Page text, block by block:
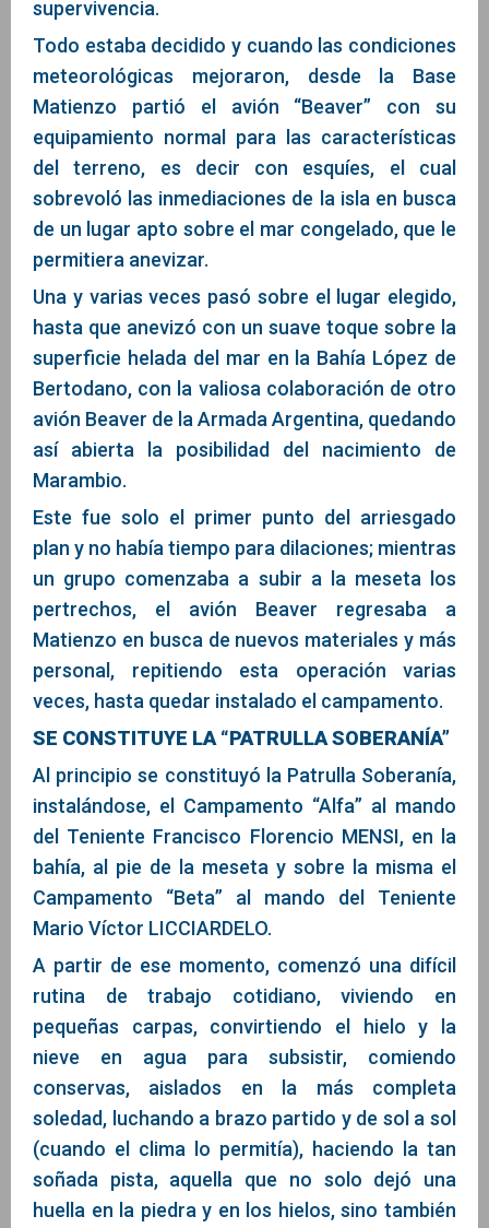
supervivencia.
Todo estaba decidido y cuando las condiciones
meteorológicas mejoraron, desde la Base
Matienzo partió el avión “Beaver” con su
equipamiento normal para las características
del terreno, es decir con esquíes, el cual
sobrevoló las inmediaciones de la isla en busca
de un lugar apto sobre el mar congelado, que le
permitiera anevizar.
Una y varias veces pasó sobre el lugar elegido,
hasta que anevizó con un suave toque sobre la
superficie helada del mar en la Bahía López de
Bertodano, con la valiosa colaboración de otro
avión Beaver de la Armada Argentina, quedando
así abierta la posibilidad del nacimiento de
Marambio.
Este fue solo el primer punto del arriesgado
plan y no había tiempo para dilaciones; mientras
un grupo comenzaba a subir a la meseta los
pertrechos, el avión Beaver regresaba a
Matienzo en busca de nuevos materiales y más
personal, repitiendo esta operación varias
veces, hasta quedar instalado el campamento.
SE CONSTITUYE LA “PATRULLA SOBERANÍA”
Al principio se constituyó la Patrulla Soberanía,
instalándose, el Campamento “Alfa” al mando
del Teniente Francisco Florencio MENSI, en la
bahía, al pie de la meseta y sobre la misma el
Campamento “Beta” al mando del Teniente
Mario Víctor LICCIARDELO.
A partir de ese momento, comenzó una difícil
rutina de trabajo cotidiano, viviendo en
pequeñas carpas, convirtiendo el hielo y la
nieve en agua para subsistir, comiendo
conservas, aislados en la más completa
soledad, luchando a brazo partido y de sol a sol
(cuando el clima lo permitía), haciendo la tan
soñada pista, aquella que no solo dejó una
huella en la piedra y en los hielos, sino también